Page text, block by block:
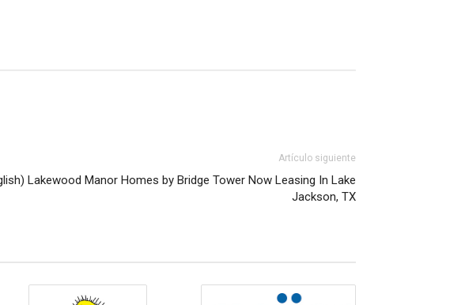
Artículo siguiente
Lakewood Manor Homes by Bridge Tower Now Leasing In Lake
Jackson, TX